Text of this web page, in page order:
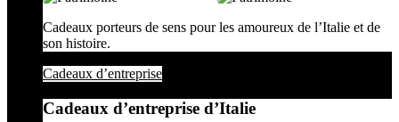
Cadeaux porteurs de sens pour les amoureux de l’Italie et de
son histoire.
Cadeaux d’entreprise
Cadeaux d’entreprise d’Italie